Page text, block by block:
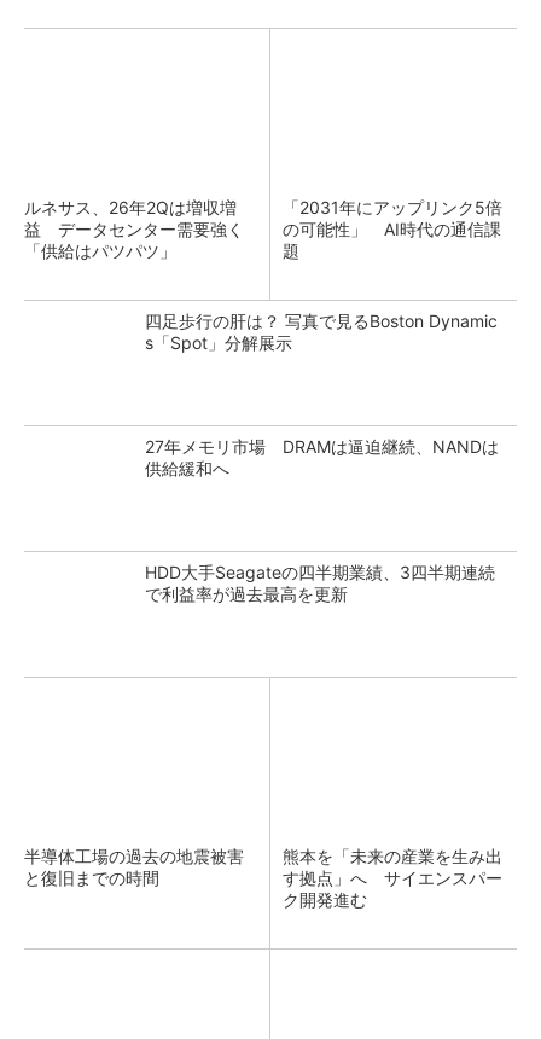
ルネサス、26年2Qは増収増
益 データセンター需要強く
「供給はパツパツ」
「2031年にアップリンク5倍
の可能性」 AI時代の通信課
題
四足歩行の肝は？ 写真で見るBoston Dynamic
s「Spot」分解展示
27年メモリ市場 DRAMは逼迫継続、NANDは
供給緩和へ
HDD大手Seagateの四半期業績、3四半期連続
で利益率が過去最高を更新
半導体工場の過去の地震被害
と復旧までの時間
熊本を「未来の産業を生み出
す拠点」へ サイエンスパー
ク開発進む